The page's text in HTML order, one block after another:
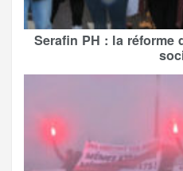
Serafin PH : la